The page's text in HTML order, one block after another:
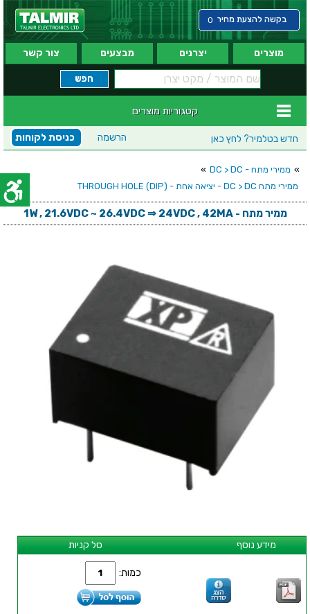
בקשה להצעת מחיר 0
מוצרים יצרנים מבצעים צור קשר
קטגוריות מוצרים
חדש בטלמיר? לחץ כאן כניסת לקוחות הרשמה
» ממירי מתח - DC > DC
»
ממירי מתח DC > DC - יציאה אחת - (THROUGH HOLE (DIP
ממיר מתח - 1W , 21.6VDC ~ 26.4VDC ⇒ 24VDC , 42MA
סל קניות מידע נוסף
כמות: